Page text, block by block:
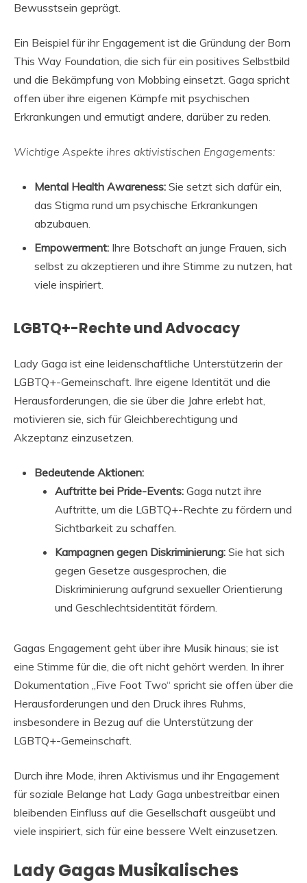
Bewusstsein geprägt.
Ein Beispiel für ihr Engagement ist die Gründung der Born
This Way Foundation, die sich für ein positives Selbstbild
und die Bekämpfung von Mobbing einsetzt. Gaga spricht
offen über ihre eigenen Kämpfe mit psychischen
Erkrankungen und ermutigt andere, darüber zu reden.
Wichtige Aspekte ihres aktivistischen Engagements:
Mental Health Awareness: Sie setzt sich dafür ein,
das Stigma rund um psychische Erkrankungen
abzubauen.
Empowerment: Ihre Botschaft an junge Frauen, sich
selbst zu akzeptieren und ihre Stimme zu nutzen, hat
viele inspiriert.
LGBTQ+-Rechte und Advocacy
Lady Gaga ist eine leidenschaftliche Unterstützerin der
LGBTQ+-Gemeinschaft. Ihre eigene Identität und die
Herausforderungen, die sie über die Jahre erlebt hat,
motivieren sie, sich für Gleichberechtigung und
Akzeptanz einzusetzen.
Bedeutende Aktionen:
Auftritte bei Pride-Events: Gaga nutzt ihre
Auftritte, um die LGBTQ+-Rechte zu fördern und
Sichtbarkeit zu schaffen.
Kampagnen gegen Diskriminierung: Sie hat sich
gegen Gesetze ausgesprochen, die
Diskriminierung aufgrund sexueller Orientierung
und Geschlechtsidentität fördern.
Gagas Engagement geht über ihre Musik hinaus; sie ist
eine Stimme für die, die oft nicht gehört werden. In ihrer
Dokumentation „Five Foot Two“ spricht sie offen über die
Herausforderungen und den Druck ihres Ruhms,
insbesondere in Bezug auf die Unterstützung der
LGBTQ+-Gemeinschaft.
Durch ihre Mode, ihren Aktivismus und ihr Engagement
für soziale Belange hat Lady Gaga unbestreitbar einen
bleibenden Einfluss auf die Gesellschaft ausgeübt und
viele inspiriert, sich für eine bessere Welt einzusetzen.
Lady Gagas Musikalisches